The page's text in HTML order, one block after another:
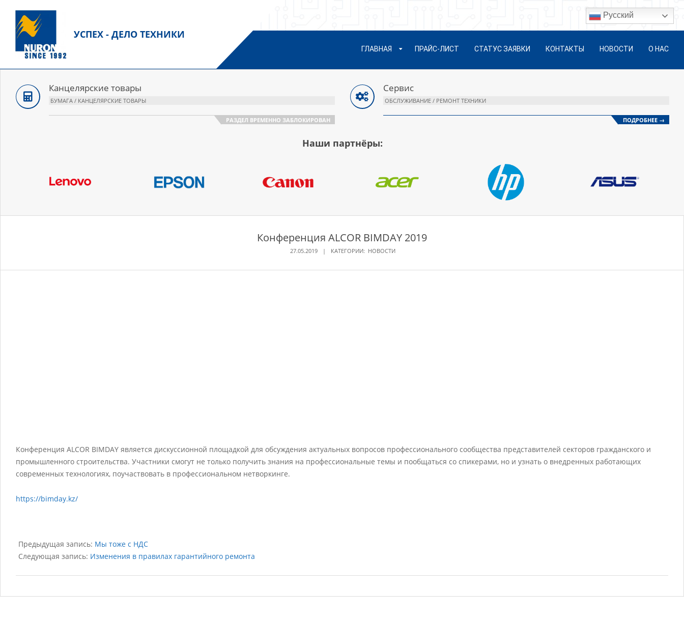
содержанию
УСПЕХ - ДЕЛО ТЕХНИКИ
Основное
меню
ГЛАВНАЯ ПРАЙС-ЛИСТ СТАТУС ЗАЯВКИ КОНТАКТЫ НОВОСТИ О НАС
Канцелярские товары
БУМАГА / КАНЦЕЛЯРСКИЕ ТОВАРЫ
РАЗДЕЛ ВРЕМЕННО ЗАБЛОКИРОВАН
Сервис
ОБСЛУЖИВАНИЕ / РЕМОНТ ТЕХНИКИ
ПОДРОБНЕЕ →
Наши партнёры:
Конференция ALCOR BIMDAY 2019
27.05.2019 КАТЕГОРИИ: НОВОСТИ
К
о
н
р
е
н
ц
Конференция ALCOR BIMDAY является дискуссионной площадкой для обсуждения актуальных вопросов профессионального сообщества представителей секторов гражданского и
промышленного строительства. Участники смогут не только получить знания на профессиональные темы и пообщаться со спикерами, но и узнать о внедренных работающих
современных технологиях, поучаствовать в профессиональном нетворкинге.
https://bimday.kz/
05-
27
Предыдущая запись: Мы тоже с НДС
Следующая запись: Изменения в правилах гарантийного ремонта
Русский